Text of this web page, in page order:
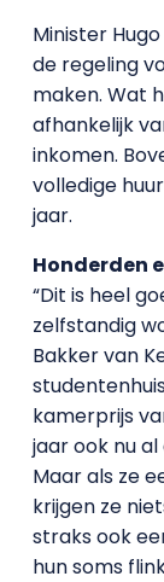
Minister
de regeling
maken. Wat
afhankelijk
inkomen.
volledige
jaar.
Honderden
“Dit is heel
zelfstandig
Bakker van
kamerprijs
jaar ook nu
Maar als ze
krijgen ze
straks ook
hun soms